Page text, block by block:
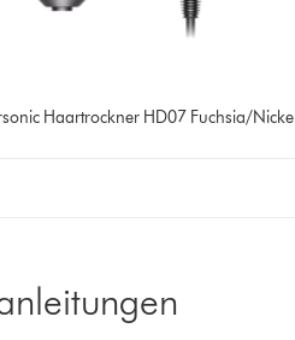
Haartrockner HD07 Fuchsia/Nickel